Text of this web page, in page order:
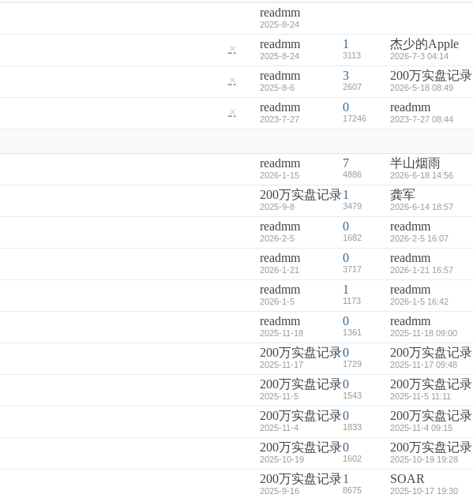
readmm
2025-8-24
隐
藏
置
顶
帖
readmm
2025-8-24
1
3113
杰少的Apple
2026-7-3 04:14
隐
藏
置
顶
帖
readmm
2025-8-6
3
2607
200万实盘记录
2026-5-18 08:49
隐
藏
readmm
2023-7-27
0
17246
readmm
2023-7-27 08:44
readmm
2026-1-15
7
4886
半山烟雨
2026-6-18 14:56
200万实盘记录
2025-9-8
1
3479
龚军
2026-6-14 18:57
readmm
2026-2-5
0
1682
readmm
2026-2-5 16:07
readmm
2026-1-21
0
3717
readmm
2026-1-21 16:57
readmm
2026-1-5
1
1173
readmm
2026-1-5 16:42
readmm
2025-11-18
0
1361
readmm
2025-11-18 09:00
200万实盘记录
2025-11-17
0
1729
200万实盘记录
2025-11-17 09:48
200万实盘记录
2025-11-5
0
1543
200万实盘记录
2025-11-5 11:11
200万实盘记录
2025-11-4
0
1833
200万实盘记录
2025-11-4 09:15
200万实盘记录
2025-10-19
0
1602
200万实盘记录
2025-10-19 19:28
200万实盘记录
2025-9-16
1
8675
SOAR
2025-10-17 19:30